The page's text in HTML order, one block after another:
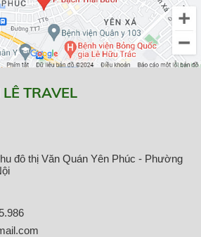
TRAVEL
đô thị Văn Quán Yên Phúc - Phường